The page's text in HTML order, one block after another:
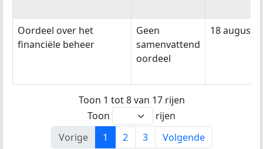
Oordeel over het
financiële beheer
Geen
samenvattend
oordeel
18
Toon 1 tot 8 van 17 rijen
Toon
rijen
Vorige
1 2 3 Volgende